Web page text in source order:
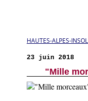
HAUTES-ALPES-
23 juin 2018
"Mille